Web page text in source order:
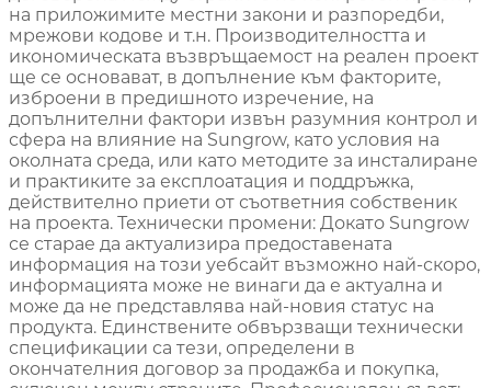
на приложимите местни закони и разпоредби,
мрежови кодове и т.н. Производителността и
икономическата възвръщаемост на реален проект
ще се основават, в допълнение към факторите,
изброени в предишното изречение, на
допълнителни фактори извън разумния контрол и
сфера на влияние на Sungrow, като условия на
околната среда, или като методите за инсталиране
и практиките за експлоатация и поддръжка,
действително приети от съответния собственик
на проекта. Технически промени: Докато Sungrow
се старае да актуализира предоставената
информация на този уебсайт възможно най-скоро,
информацията може не винаги да е актуална и
може да не представлява най-новия статус на
продукта. Единствените обвързващи технически
спецификации са тези, определени в
окончателния договор за продажба и покупка,